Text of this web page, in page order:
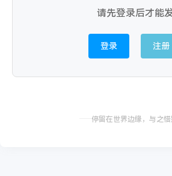
请先登录后才能
登录 注册
停留在世界边缘，与之惜